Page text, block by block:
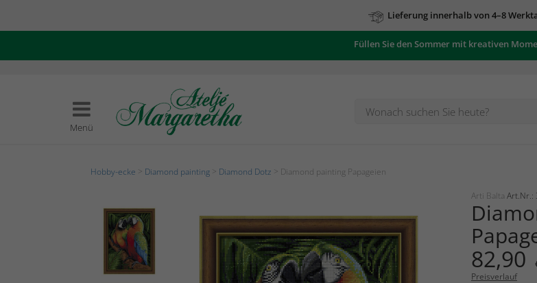
Lieferung innerhalb von 4–8
Zu unseren Angeboten
Füllen Sie den Sommer mit kreativen
Menü
Hobby-ecke Diamond painting Diamond Dotz > Diamond painting Papageien
Arti Balta Art.Nr.:
82,90
Preisverlauf